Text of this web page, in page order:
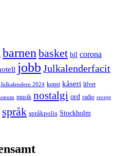
barnen basket bil corona
jobb Julkalenderfacit
Julkalendern 2024 konst kåseri lifvet
musik nostalgi ord radio recept
språk språkpolis Stockholm